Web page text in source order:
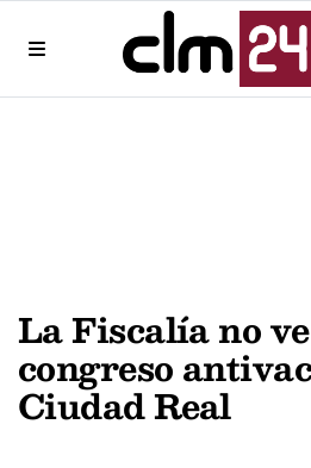
La Fiscalía no
congreso
Ciudad Real